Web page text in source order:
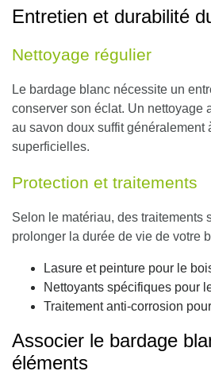
Entretien et durabilité
Nettoyage régulier
Le bardage blanc nécessite un
conserver son éclat. Un nettoyage
au savon doux suffit généralement
superficielles.
Protection et traitements
Selon le matériau, des traitements
prolonger la durée de vie de votre
Lasure et peinture pour le
Nettoyants spécifiques pour
Traitement anti-corrosion
Associer le bardage
éléments